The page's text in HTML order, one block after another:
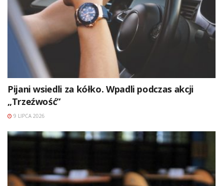
Pijani wsiedli za kółko. Wpadli podczas akcji
„Trzeźwość”
9 LIPCA 2026